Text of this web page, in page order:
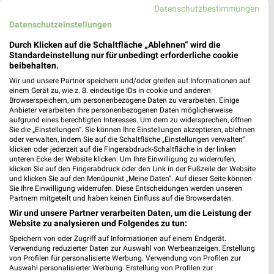
Noch morgen gültig
0,7 km
Noch morgen gültig
Globus Höffner
Datenschutzbestimmungen
Datenschutzeinstellungen
Durch Klicken auf die Schaltfläche „Ablehnen“ wird die
Standardeinstellung nur für unbedingt erforderliche cookie
beibehalten.
Wir und unsere Partner speichern und/oder greifen auf Informationen auf
einem Gerät zu, wie z. B. eindeutige IDs in cookie und anderen
Browserspeichern, um personenbezogene Daten zu verarbeiten. Einige
Anbieter verarbeiten Ihre personenbezogenen Daten möglicherweise
aufgrund eines berechtigten Interesses. Um dem zu widersprechen, öffnen
Sie die „Einstellungen“. Sie können Ihre Einstellungen akzeptieren, ablehnen
oder verwalten, indem Sie auf die Schaltfläche „Einstellungen verwalten“
klicken oder jederzeit auf die Fingerabdruck-Schaltfläche in der linken
unteren Ecke der Website klicken. Um Ihre Einwilligung zu widerrufen,
klicken Sie auf den Fingerabdruck oder den Link in der Fußzeile der Website
und klicken Sie auf den Menüpunkt „Meine Daten“. Auf dieser Seite können
Sie Ihre Einwilligung widerrufen. Diese Entscheidungen werden unseren
Partnern mitgeteilt und haben keinen Einfluss auf die Browserdaten.
Wir und unsere Partner verarbeiten Daten, um die Leistung der
Website zu analysieren und Folgendes zu tun:
Speichern von oder Zugriff auf Informationen auf einem Endgerät.
Verwendung reduzierter Daten zur Auswahl von Werbeanzeigen. Erstellung
von Profilen für personalisierte Werbung. Verwendung von Profilen zur
Auswahl personalisierter Werbung. Erstellung von Profilen zur